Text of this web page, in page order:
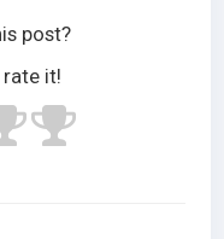
post?
it!